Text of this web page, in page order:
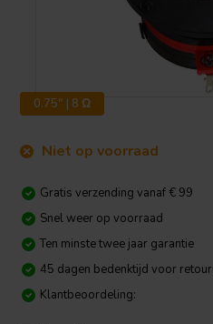
0.75" | 8 Ω
Niet op voorraad
Gratis verzending vanaf € 99
Snel weer op voorraad
Ten minste twee jaar garantie
45 dagen bedenktijd voor
Klantbeoordeling: